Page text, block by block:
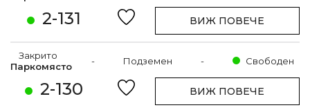
2-131 ВИЖ ПОВЕЧЕ
2-130
Закрито
Паркомясто
- Подземен - Свободен
ВИЖ ПОВЕЧЕ